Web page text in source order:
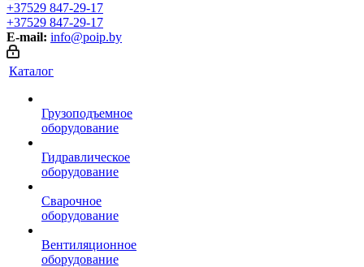
+37529 847-29-17‬
+37529 847-29-17‬
E-mail: info@poip.by
Каталог
Грузоподъемное
оборудование
Гидравлическое
оборудование
Сварочное
оборудование
Вентиляционное
оборудование